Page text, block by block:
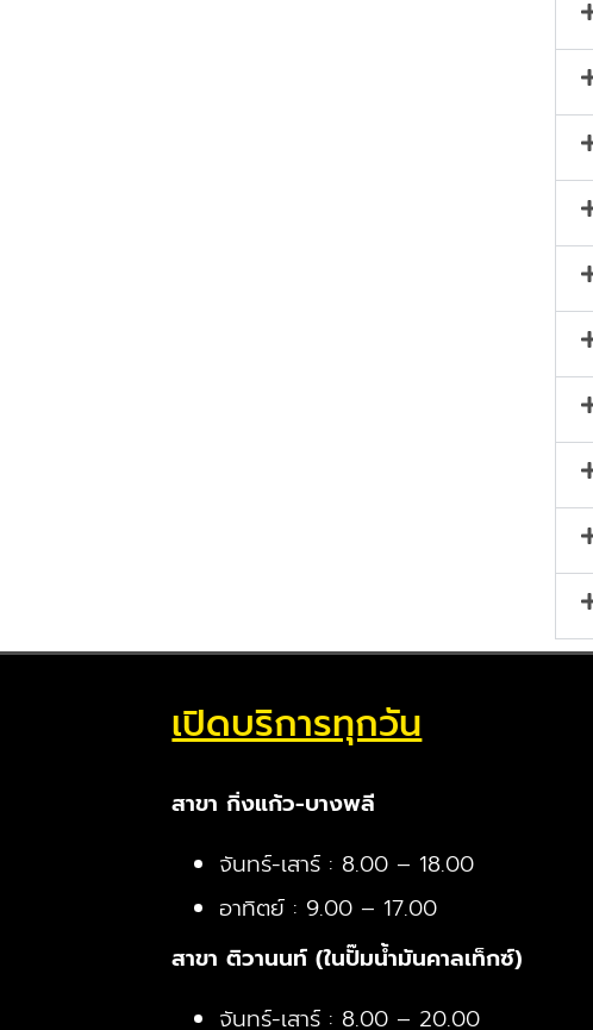
เปิดบริการทุกวัน
สาขา กิ่งแก้ว-บางพลี
จันทร์-เสาร์ : 8.00 – 18.00
อาทิตย์ : 9.00 – 17.00
สาขา ติวานนท์ (ในปั๊มน้ำมันคาลเท็กซ์)
จันทร์-เสาร์ : 8.00 – 20.00